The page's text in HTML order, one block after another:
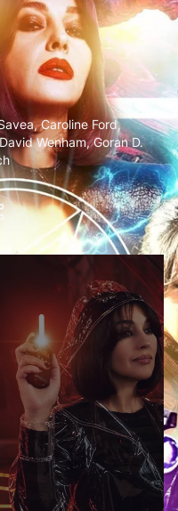
podrían poner fin a
,Caroline Ford,
David Wenham,Goran D.